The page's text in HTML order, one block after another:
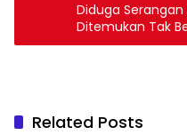
Diduga
Ditemukan Tak
Yogyakarta
Related Posts
Berita